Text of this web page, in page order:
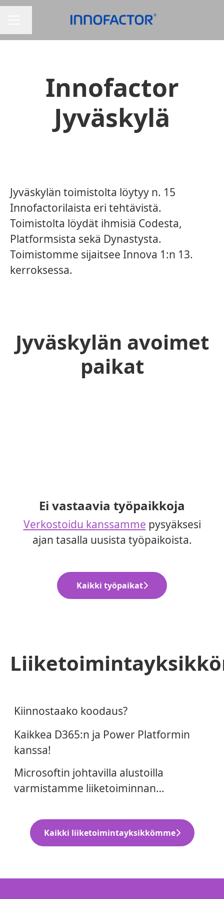
Innofactor
Jyväskylä
Jyväskylän toimistolta löytyy n. 15
Innofactorilaista eri tehtävistä.
Toimistolta löydät ihmisiä Codesta,
Platformsista sekä Dynastysta.
Toimistomme sijaitsee Innova 1:n 13.
kerroksessa.
Jyväskylän avoimet
paikat
Ei vastaavia työpaikkoja
Verkostoidu kanssamme pysyäksesi
ajan tasalla uusista työpaikoista.
Kaikki työpaikat
Kiinnostaako koodaus?
Kaikkea D365:n ja Power Platformin
kanssa!
Platforms
Microsoftin johtavilla alustoilla
varmistamme liiketoiminnan
Kaikki liiketoimintayksikkömme